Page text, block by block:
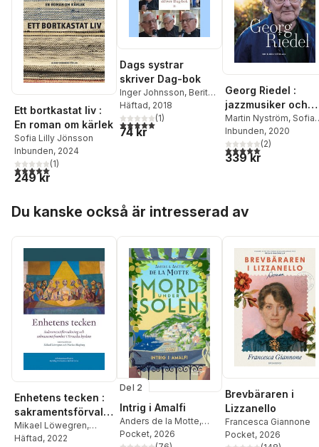
Ett bortkastat liv :
En roman om kärlek
Sofia Lilly Jönsson
Inbunden, 2024
5,0utav 5 stjärnor. Totalt antal röster:
(1)
249 kr
Dags systrar
skriver Dag-bok
Inger Johnsson, Berit
Simonsson,Johanna
Andersson
Borg,Marie Alvhäll
Kerstin Persson
Häftad, 2018
5,0utav 5 stjärnor. Totalt antal röster:
(1)
74 kr
Georg Riedel :
jazzmusiker och
kompositör
Martin Nyström, Sofia
Lilly Jönsson,Gunnel
Fagius,Jan Bruér
Inbunden, 2020
5,0utav 5 stjärnor.
(2)
339 kr
Du kanske också är intresserad av
Enhetens tecken :
sakramentsförvaltn
ing och
sakramentsfromhet
Mikael Löwegren,
Markus Hagberg
Häftad, 2022
Del 2
Intrig i Amalfi
Anders de la Motte,
Anette de la Motte
Pocket, 2026
Brevbäraren i
Lizzanello
Francesca Giannone
Pocket, 2026